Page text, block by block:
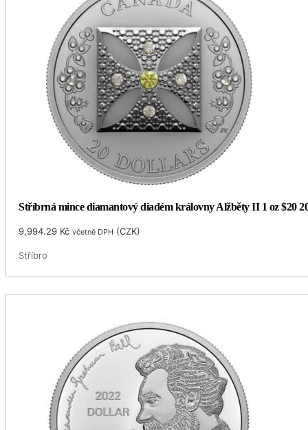
Stříbrná mince diamantový diadém královny Alžběty II 1 oz $20
9,994.29 Kč včetně DPH (CZK)
Stříbro